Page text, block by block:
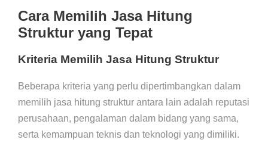
Cara Memilih Jasa Hitung
Struktur yang Tepat
Kriteria Memilih Jasa Hitung Struktur
Beberapa kriteria yang perlu dipertimbangkan dalam
memilih jasa hitung struktur antara lain adalah reputasi
perusahaan, pengalaman dalam bidang yang sama,
serta kemampuan teknis dan teknologi yang dimiliki.